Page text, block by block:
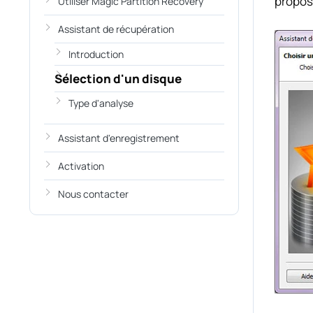
Assistant de récupération
Introduction
Sélection d'un disque
Type d'analyse
Assistant d'enregistrement
Activation
Nous contacter